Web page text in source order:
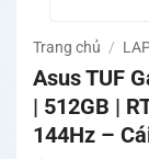
Trang chủ /
Asus TUF
| 512GB |
144Hz –